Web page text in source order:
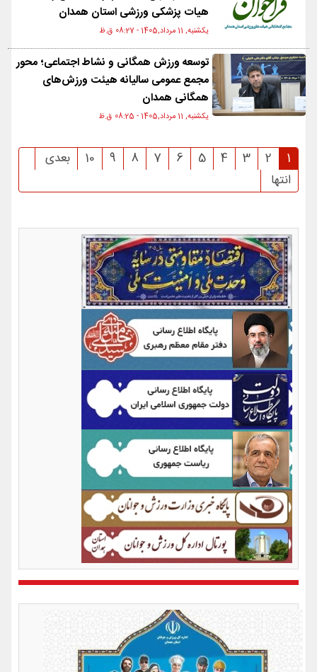
هیات پزشکی ورزشی استان همدان
یکشنبه, 11 مرداد,1405 - 08:27 ق.ظ
توسعه ورزش همگانی و نشاط اجتماعی؛ محور
مجمع عمومی سالیانه هیئت ورزش‌های
همگانی همدان
یکشنبه, 11 مرداد,1405 - 08:25 ق.ظ
1
2
3
4
5
6
7
8
9
10
بعدی
انتها